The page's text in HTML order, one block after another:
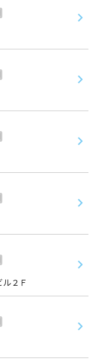
２Ｆ